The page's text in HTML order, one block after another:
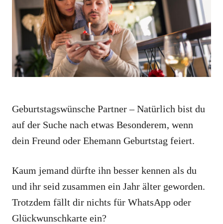
Geburtstagswünsche Partner – Natürlich bist du
auf der Suche nach etwas Besonderem, wenn
dein Freund oder Ehemann Geburtstag feiert.
Kaum jemand dürfte ihn besser kennen als du
und ihr seid zusammen ein Jahr älter geworden.
Trotzdem fällt dir nichts für WhatsApp oder
Glückwunschkarte ein?